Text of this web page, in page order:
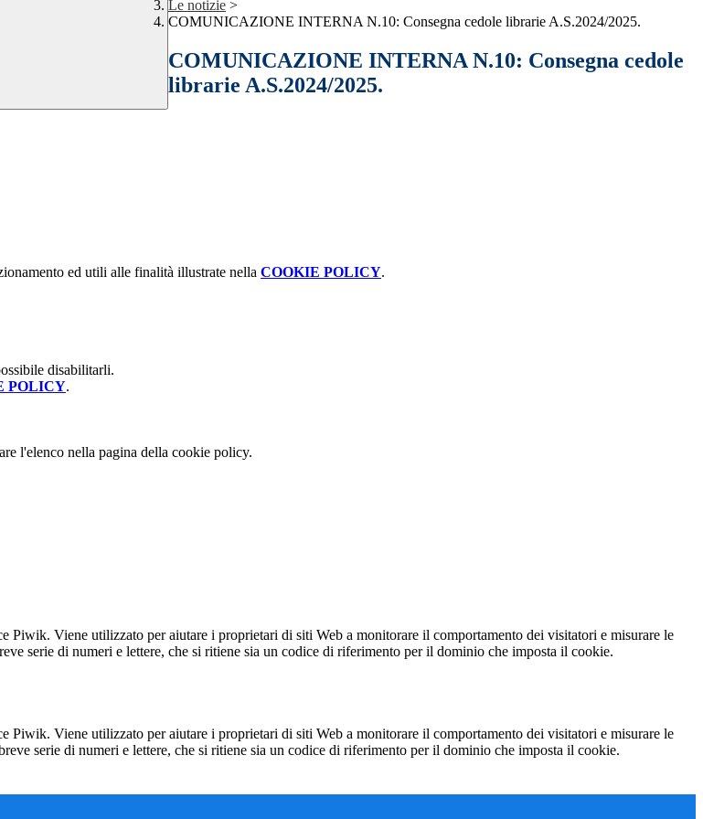
Le notizie >
COMUNICAZIONE INTERNA N.10: Consegna cedole librarie A.S.2024/2025.
COMUNICAZIONE INTERNA N.10: Consegna cedole
librarie A.S.2024/2025.
ed utili alle finalità illustrate nella COOKIE POLICY.
disabilitarli.
POLICY.
l'elenco nella pagina della cookie policy.
Piwik. Viene utilizzato per aiutare i proprietari di siti Web a monitorare il comportamento dei visitatori e misurare le
serie di numeri e lettere, che si ritiene sia un codice di riferimento per il dominio che imposta il cookie.
Piwik. Viene utilizzato per aiutare i proprietari di siti Web a monitorare il comportamento dei visitatori e misurare le
serie di numeri e lettere, che si ritiene sia un codice di riferimento per il dominio che imposta il cookie.